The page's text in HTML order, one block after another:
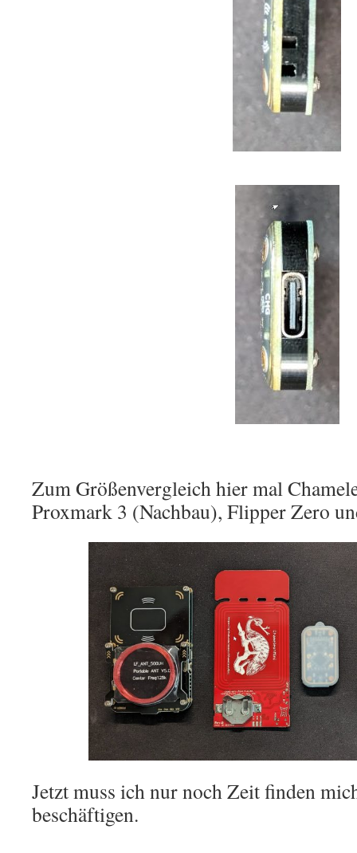
Zum Größenvergleich hier mal
Proxmark 3 (Nachbau), Flipper Zero
Jetzt muss ich nur noch Zeit finden
beschäftigen.